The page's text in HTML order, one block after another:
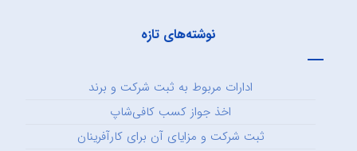
نوشته‌های تازه
ادارات مربوط به ثبت شرکت و برند
اخذ جواز کسب کافی‌شاپ
ثبت شرکت و مزایای آن برای کارآفرینان